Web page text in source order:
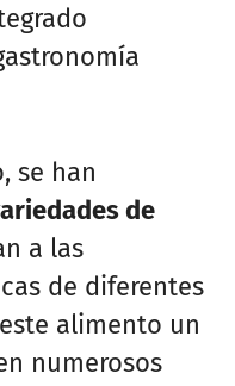
se han
de
a las
de diferentes
alimento un
numerosos